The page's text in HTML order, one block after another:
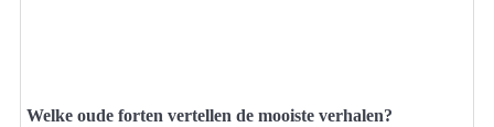
Welke oude forten vertellen de mooiste verhalen?